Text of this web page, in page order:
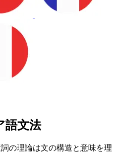
語文法
の理論は文の構造と意味を理